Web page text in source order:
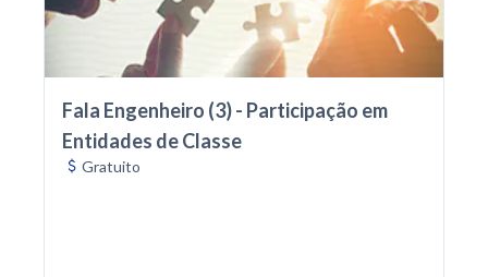
Fala Engenheiro (3) - Participação em
Entidades de Classe
Gratuito